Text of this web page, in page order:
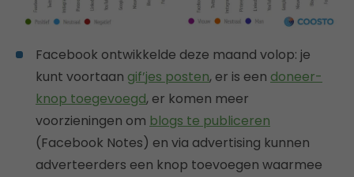
Facebook ontwikkelde deze maand volop: je
kunt voortaan gif’jes posten, er is een doneer-
knop toegevoegd, er komen meer
voorzieningen om blogs te publiceren
(Facebook Notes) en via advertising kunnen
adverteerders een knop toevoegen waarmee